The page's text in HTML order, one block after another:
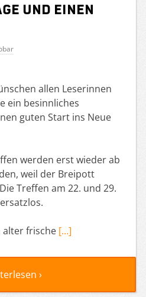
und einen
allen Leserinnen
ein besinnliches
guten Start ins Neue
werden erst wieder ab
weil der Breipott
Treffen am 22. und 29.
alter frische […]
›